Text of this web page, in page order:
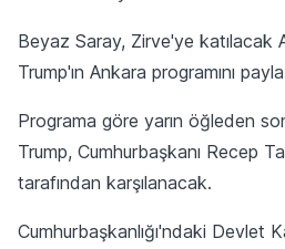
Beyaz Saray, Zirve'ye katılacak
Trump'ın Ankara programını
Programa göre yarın öğleden
Trump, Cumhurbaşkanı Recep
tarafından karşılanacak.
Cumhurbaşkanlığı'ndaki Devlet